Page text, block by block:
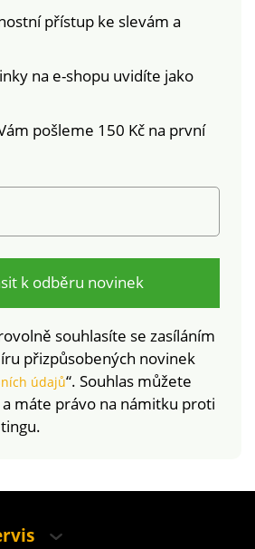
přístup ke slevám a
na e-shopu uvidíte jako
pošleme 150 Kč na první
k odběru novinek
souhlasíte se zasíláním
přizpůsobených novinek
údajů“. Souhlas můžete
máte právo na námitku proti